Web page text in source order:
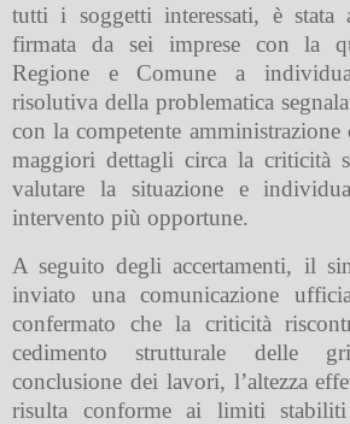
tutti i soggetti interessati, è stata
firmata da sei imprese con la
Regione e Comune a
risolutiva della problematica
con la competente amministrazione
maggiori dettagli circa la criticità
valutare la situazione e
intervento più opportune.
A seguito degli accertamenti, il
inviato una comunicazione
confermato che la criticità
cedimento strutturale delle
conclusione dei lavori, l’altezza
risulta conforme ai limiti